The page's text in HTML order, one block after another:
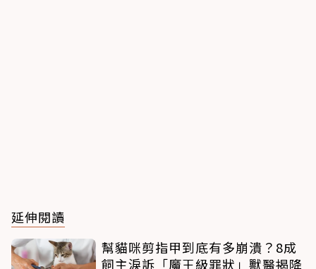
延伸閱讀
幫貓咪剪指甲到底有多崩潰？8成
飼主淚訴「魔王級罪狀」獸醫揭降